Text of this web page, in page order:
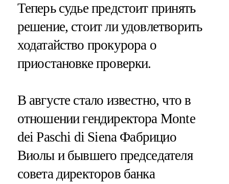
Теперь судье предстоит принять
решение, стоит ли удовлетворить
ходатайство прокурора о
приостановке проверки.
В августе стало известно, что в
отношении гендиректора Monte
dei Paschi di Siena Фабрицио
Виолы и бывшего председателя
совета директоров банка